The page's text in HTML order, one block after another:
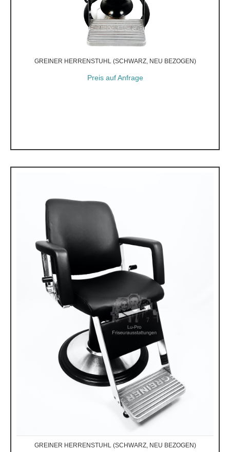
GREINER HERRENSTUHL (SCHWARZ, NEU BEZOGEN)
Preis auf Anfrage
GREINER HERRENSTUHL (SCHWARZ, NEU BEZOGEN)